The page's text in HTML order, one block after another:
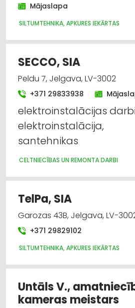
Mājaslapa
SILTUMTEHNIKA, APKURES IEKĀRTAS
SECCO, SIA
Peldu 7, Jelgava, LV-3002
+371 29833938
elektroinstalācijas
elektroinstalācija,
santehnikas
CELTNIECĪBAS UN REMONTA DARBI
TelPa, SIA
Garozas 43B, Jelgava, LV-
+371 29829102
SILTUMTEHNIKA, APKURES IEKĀRTAS
Untāls V.,
kameras meistars